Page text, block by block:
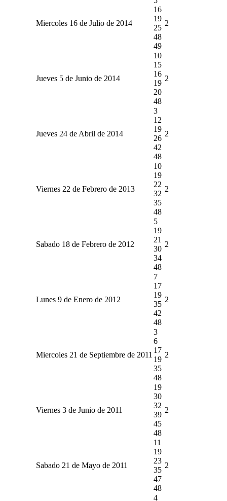
Miercoles 16 de Julio de 2014
16
19
25
48
49
2
Jueves 5 de Junio de 2014
10
15
16
19
20
48
2
Jueves 24 de Abril de 2014
3
12
19
26
42
48
2
Viernes 22 de Febrero de 2013
10
19
22
32
35
48
2
Sabado 18 de Febrero de 2012
5
19
21
30
34
48
2
Lunes 9 de Enero de 2012
7
17
19
35
42
48
2
Miercoles 21 de Septiembre de 2011
3
6
17
19
35
48
2
Viernes 3 de Junio de 2011
19
30
32
39
45
48
2
Sabado 21 de Mayo de 2011
11
19
23
35
47
48
2
4